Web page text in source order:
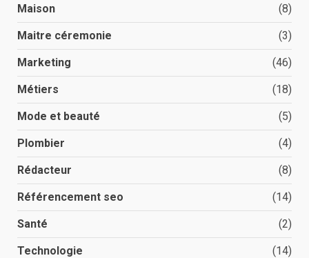
Maison (8)
Maitre céremonie (3)
Marketing (46)
Métiers (18)
Mode et beauté (5)
Plombier (4)
Rédacteur (8)
Référencement seo (14)
Santé (2)
Technologie (14)